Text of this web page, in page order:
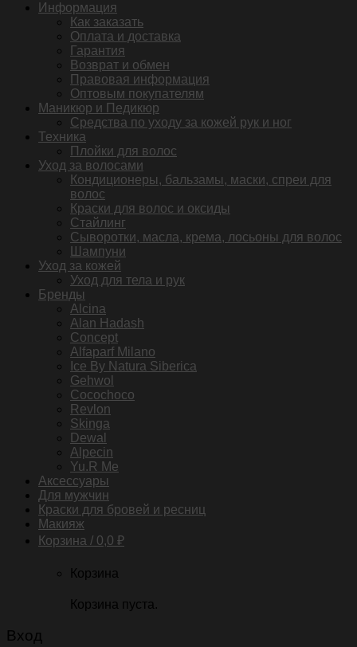
Информация
Как заказать
Оплата и доставка
Гарантия
Возврат и обмен
Правовая информация
Оптовым покупателям
Маникюр и Педикюр
Средства по уходу за кожей рук и ног
Техника
Плойки для волос
Уход за волосами
Кондиционеры, бальзамы, маски, спреи для
волос
Краски для волос и оксиды
Стайлинг
Сыворотки, масла, крема, лосьоны для волос
Шампуни
Уход за кожей
Уход для тела и рук
Бренды
Alcina
Alan Hadash
Concept
Alfaparf Milano
Ice By Natura Siberica
Gehwol
Cocochoco
Revlon
Skinga
Dewal
Alpecin
Yu.R Me
Аксессуары
Для мужчин
Краски для бровей и ресниц
Макияж
Корзина / 0,0 ₽
Корзина
Корзина пуста.
Вход